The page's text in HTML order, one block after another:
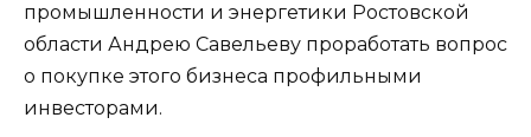
промышленности и энергетики Ростовской
области Андрею Савельеву проработать вопрос
о покупке этого бизнеса профильными
инвесторами.